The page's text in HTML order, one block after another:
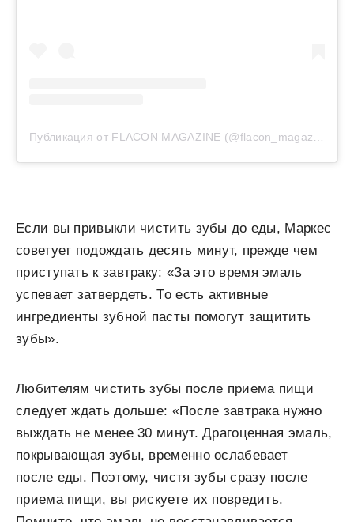
Если вы привыкли чистить зубы до еды, Маркес
советует подождать десять минут, прежде чем
приступать к завтраку: «За это время эмаль
успевает затвердеть. То есть активные
ингредиенты зубной пасты помогут защитить
зубы».
Любителям чистить зубы после приема пищи
следует ждать дольше: «После завтрака нужно
выждать не менее 30 минут. Драгоценная эмаль,
покрывающая зубы, временно ослабевает
после еды. Поэтому, чистя зубы сразу после
приема пищи, вы рискуете их повредить.